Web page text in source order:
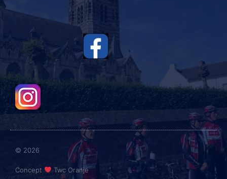
© 2026
Concept Twc Oranje